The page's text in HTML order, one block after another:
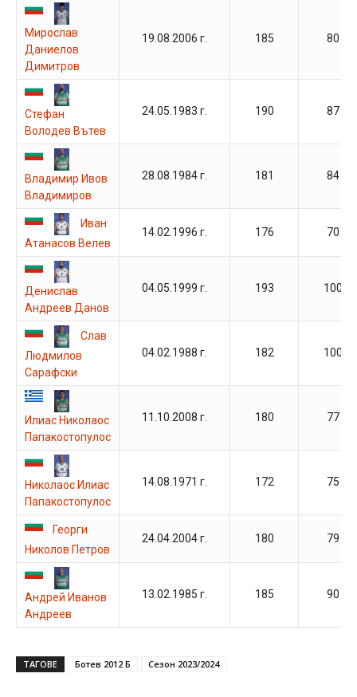
Мирослав
Даниелов
Димитров
19.08.2006 г. 185 80
Стефан
Володев Вътев
24.05.1983 г. 190 87
Владимир Ивов
Владимиров
28.08.1984 г. 181 84
Иван
Атанасов Велев
14.02.1996 г. 176 70
Денислав
Андреев Данов
04.05.1999 г. 193 100
Слав
Людмилов
Сарафски
04.02.1988 г. 182 100
Илиас Николаос
Папакостопулос
11.10.2008 г. 180 77
Николаос Илиас
Папакостопулос
14.08.1971 г. 172 75
Георги
Николов Петров
24.04.2004 г. 180 79
Андрей Иванов
Андреев
13.02.1985 г. 185 90
ТАГОВЕ Ботев 2012 Б Сезон 2023/2024